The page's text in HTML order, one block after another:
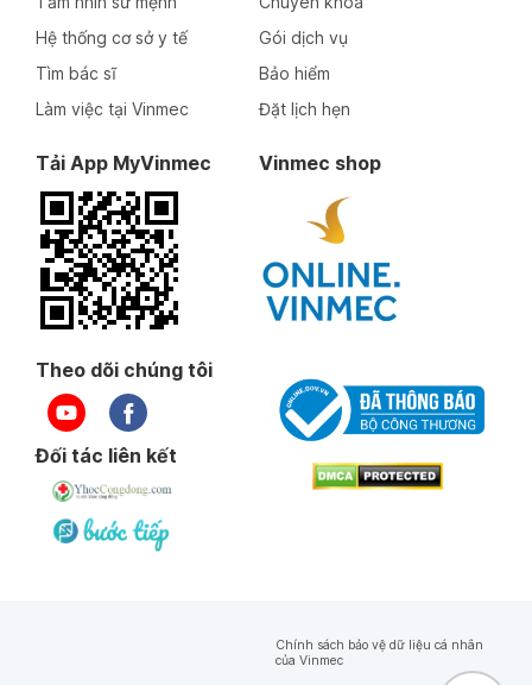
Hệ thống cơ sở y tế
Tìm bác sĩ
Làm việc tại Vinmec
Gói dịch vụ
Bảo hiểm
Đặt lịch hẹn
Tải App MyVinmec Vinmec shop
Theo dõi chúng tôi
Đối tác liên kết
Chính sách bảo vệ dữ liệu cá nhân
của Vinmec